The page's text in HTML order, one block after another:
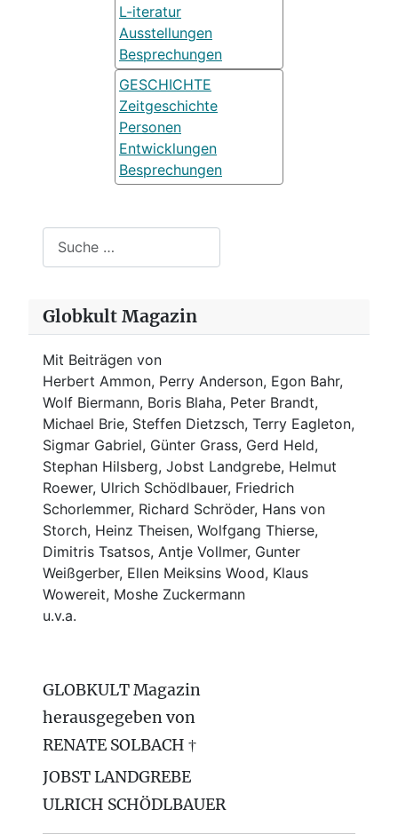
L-iteratur
Ausstellungen
Besprechungen
GESCHICHTE
Zeitgeschichte
Personen
Entwicklungen
Besprechungen
Globkult Magazin
Mit Beiträgen von
Herbert Ammon, Perry Anderson, Egon Bahr,
Wolf Biermann, Boris Blaha, Peter Brandt,
Michael Brie, Steffen Dietzsch, Terry Eagleton,
Sigmar Gabriel, Günter Grass, Gerd Held,
Stephan Hilsberg, Jobst Landgrebe, Helmut
Roewer, Ulrich Schödlbauer, Friedrich
Schorlemmer, Richard Schröder, Hans von
Storch, Heinz Theisen, Wolfgang Thierse,
Dimitris Tsatsos, Antje Vollmer, Gunter
Weißgerber, Ellen Meiksins Wood, Klaus
Wowereit, Moshe Zuckermann
u.v.a.
GLOBKULT Magazin
herausgegeben von
RENATE SOLBACH †
JOBST LANDGREBE
ULRICH SCHÖDLBAUER